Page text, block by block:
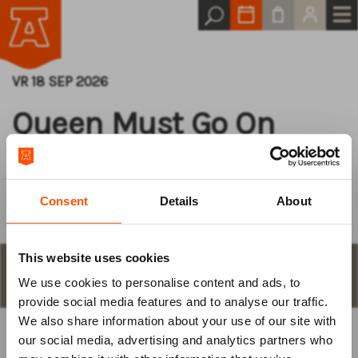
Consent Details About
This website uses cookies
We use cookies to personalise content and ads, to
provide social media features and to analyse our traffic.
We also share information about your use of our site with
our social media, advertising and analytics partners who
VR 18 SEP 2026
Queen Must Go On
All About the Hits
aantal plaatsen en keuze
KIES ZELF EEN PLAATS
Log van tevoren
in